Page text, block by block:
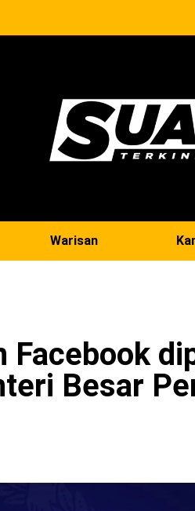
Warisan
Facebook
Besar